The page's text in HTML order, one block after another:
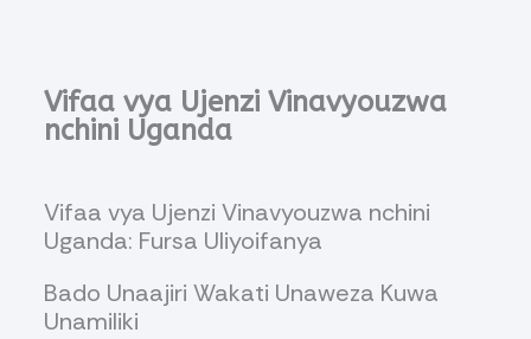
Vifaa vya Ujenzi Vinavyouzwa
nchini Uganda
Vifaa vya Ujenzi Vinavyouzwa nchini
Uganda: Fursa Uliyoifanya
Bado Unaajiri Wakati Unaweza Kuwa
Unamiliki